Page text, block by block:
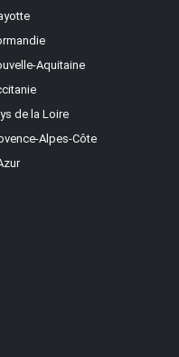
Aquitaine
de la Loire
Alpes-Côte